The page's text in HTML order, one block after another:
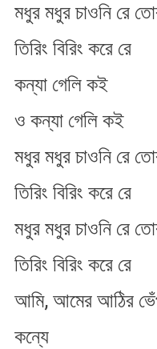
মধুর মধুর চাওনি রে
তিরিং বিরিং করে রে
কন্যা গেলি কই
ও কন্যা গেলি কই
মধুর মধুর চাওনি রে
তিরিং বিরিং করে রে
মধুর মধুর চাওনি রে
তিরিং বিরিং করে রে
আমি, আমের আঠির
কন্যে